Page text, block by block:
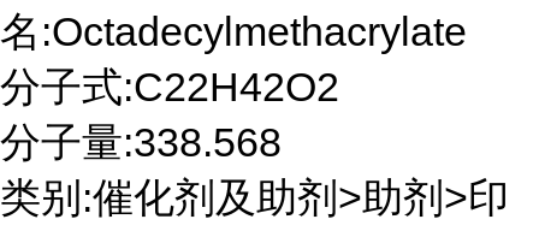
名:Octadecylmethacrylate
分子式:C22H42O2
分子量:338.568
类别:催化剂及助剂>助剂>印